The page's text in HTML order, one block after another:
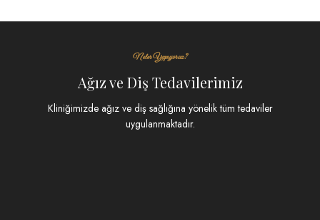
Neler Yapıyoruz?
Ağız ve Diş Tedavilerimiz
Kliniğimizde ağız ve diş sağlığına yönelik tüm tedaviler
uygulanmaktadır.